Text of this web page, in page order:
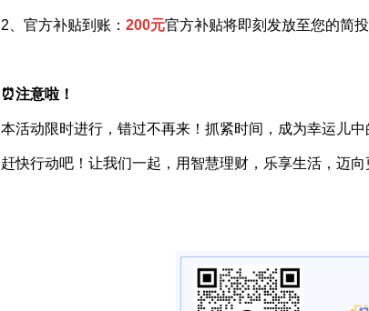
2 、官方补贴到账： 200元官方补贴将即刻发放至您的简
⏰注意啦！
本活动限时进行，错过不再来！抓紧时间，成为幸运儿
赶快行动吧！让我们一起，用智慧理财，乐享生活，迈向